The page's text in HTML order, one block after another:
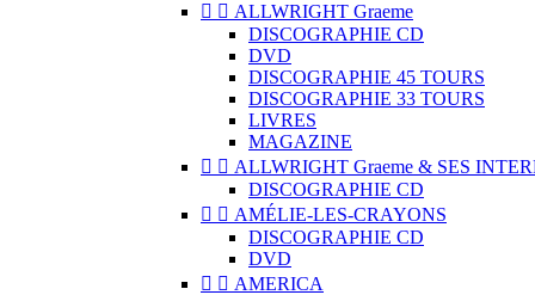
  ALLWRIGHT Graeme
DISCOGRAPHIE CD
DVD
DISCOGRAPHIE 45 TOURS
DISCOGRAPHIE 33 TOURS
LIVRES
MAGAZINE
  ALLWRIGHT Graeme & SES
DISCOGRAPHIE CD
  AMÉLIE-LES-CRAYONS
DISCOGRAPHIE CD
DVD
  AMERICA